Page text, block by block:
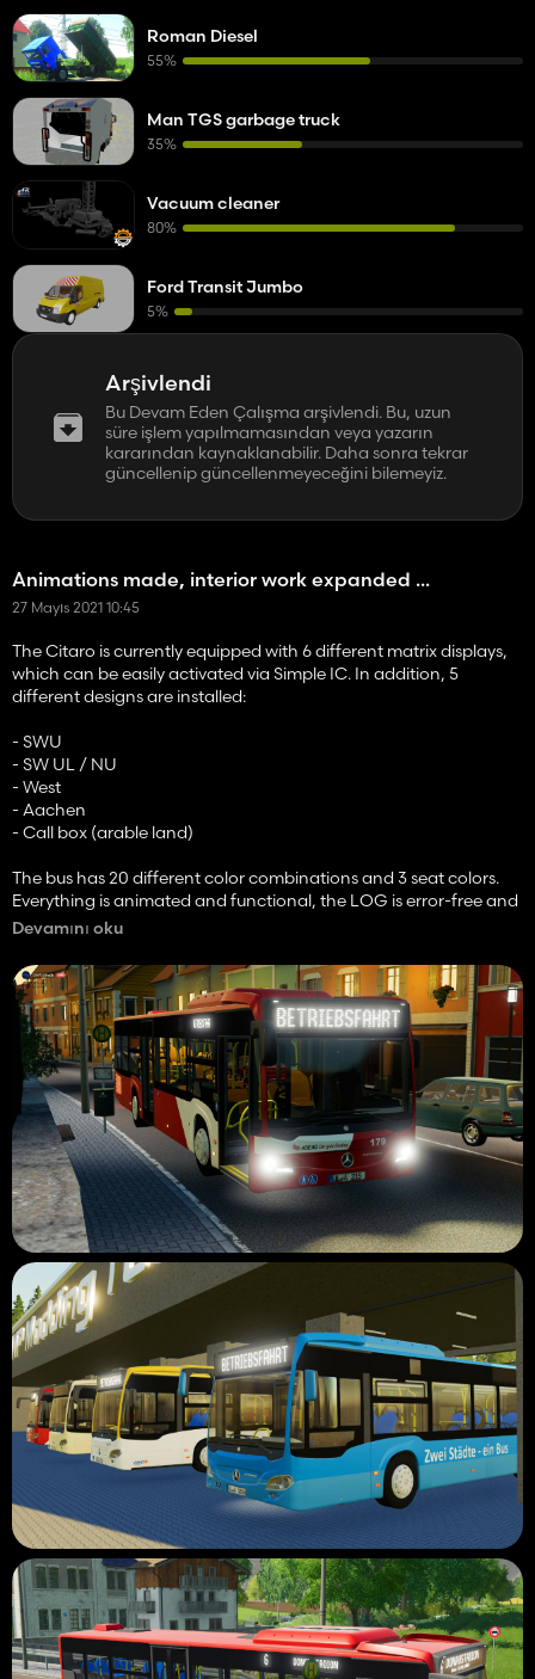
Arşivlendi
Bu Devam Eden Çalışma arşivlendi. Bu, uzun
süre işlem yapılmamasından veya yazarın
kararından kaynaklanabilir. Daha sonra tekrar
güncellenip güncellenmeyeceğini bilemeyiz.
Animations made, interior work expanded ...
27 Mayıs 2021 10:45
The Citaro is currently equipped with 6 different matrix displays,
which can be easily activated via Simple IC. In addition, 5
different designs are installed:
- SWU
- SW UL / NU
- West
- Aachen
- Call box (arable land)
The bus has 20 different color combinations and 3 seat colors.
Everything is animated and functional, the LOG is error-free and
the bus is easy to control.
passengers get on as in real life.
Nevertheless, the bus is not yet final!
Devamını oku
Roman Diesel
55%
Man TGS garbage truck
35%
Vacuum cleaner
80%
Ford Transit Jumbo
5%